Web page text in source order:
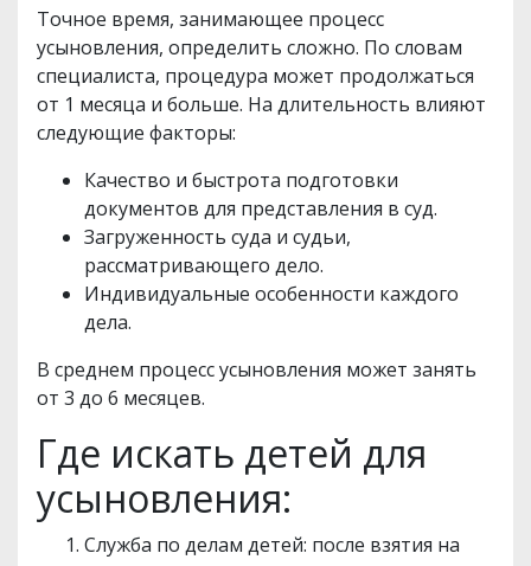
Точное время, занимающее процесс
усыновления, определить сложно. По словам
специалиста, процедура может продолжаться
от 1 месяца и больше. На длительность влияют
следующие факторы:
Качество и быстрота подготовки
документов для представления в суд.
Загруженность суда и судьи,
рассматривающего дело.
Индивидуальные особенности каждого
дела.
В среднем процесс усыновления может занять
от 3 до 6 месяцев.
Где искать детей для
усыновления:
Служба по делам детей: после взятия на